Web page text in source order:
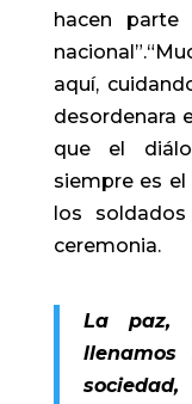
hacen
aquí,
desordenara
que el
siempre es el
los
ceremonia.
La paz,